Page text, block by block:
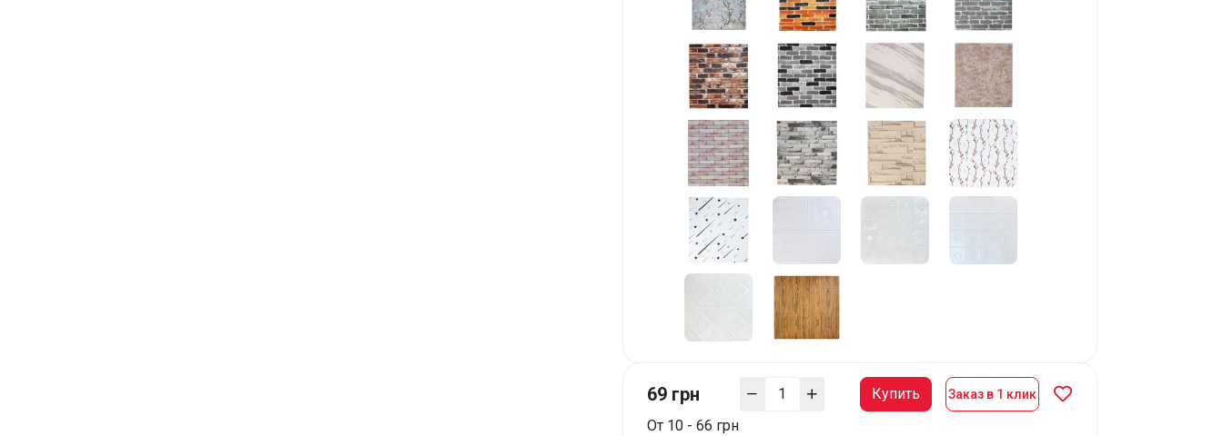
69 грн Купить Заказ в 1 клик
От 10 - 66 грн